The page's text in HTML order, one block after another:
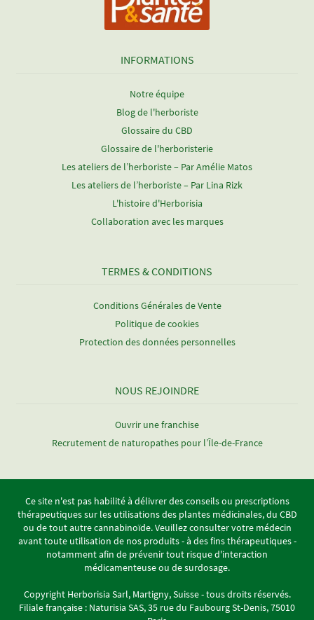
INFORMATIONS
Notre équipe
Blog de l'herboriste
Glossaire du CBD
Glossaire de l'herboristerie
Les ateliers de l’herboriste – Par Amélie Matos
Les ateliers de l’herboriste – Par Lina Rizk
L'histoire d'Herborisia
Collaboration avec les marques
TERMES & CONDITIONS
Conditions Générales de Vente
Politique de cookies
Protection des données personnelles
NOUS REJOINDRE
Ouvrir une franchise
Recrutement de naturopathes pour l’Île-de-France
Ce site n'est pas habilité à délivrer des conseils ou prescriptions
thérapeutiques sur les utilisations des plantes médicinales, du CBD
ou de tout autre cannabinoïde. Veuillez consulter votre médecin
avant toute utilisation de nos produits - à des fins thérapeutiques -
notamment afin de prévenir tout risque d'interaction
médicamenteuse ou de surdosage.
Copyright Herborisia Sarl, Martigny, Suisse - tous droits réservés.
Filiale française : Naturisia SAS, 35 rue du Faubourg St-Denis, 75010